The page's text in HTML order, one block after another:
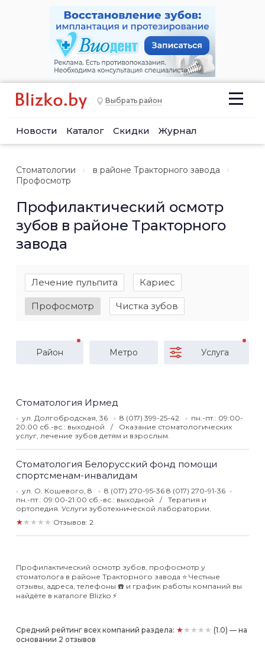
Выбрать район
Новости Каталог Скидки Журнал
Стоматологии
в районе Тракторного завода
Профосмотр
Профилактический осмотр
зубов в районе Тракторного
завода
Лечение пульпита Кариес
Профосмотр Чистка зубов
Район Метро Услуга
Стоматология Ирмед
ул. Долгобродская, 36 8 (017) 399-25-42
пн.-пт.: 09:00-
20:00 сб.-вс.: выходной
Оказание стоматологических
услуг, лечение зубов детям и взрослым.
Стоматология Белорусский фонд помощи
спортсменам-инвалидам
ул. О. Кошевого, 8
8 (017) 270-95-36 8 (017) 270-91-36
пн.-пт.: 09:00-21:00 сб.-вс.: выходной
Терапия и
ортопедия. Услуги зуботехнической лаборатории.
★★★★★ Отзывов: 2
Профилактический осмотр зубов, профосмотр у
стоматолога в районе Тракторного завода ⭐️ Честные
отзывы, адреса, телефоны ☎️ и график работы компаний вы
найдёте в каталоге Blizko ⚡️
Средний рейтинг всех компаний раздела: ★★★★★ (1.0) — на
основании 2 отзывов